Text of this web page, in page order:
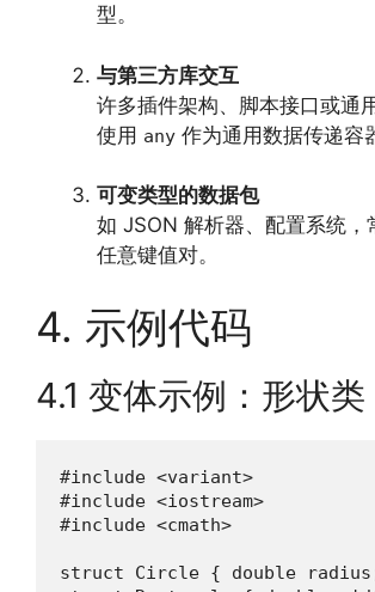
型。
与第三方库交互
许多插件架构、脚本接口或通
使用 any 作为通用数据传递容
可变类型的数据包
如 JSON 解析器、配置系统，
任意键值对。
4. 示例代码
4.1 变体示例：形状类
#include <variant>
#include <iostream>
#include <cmath>
struct Circle { double